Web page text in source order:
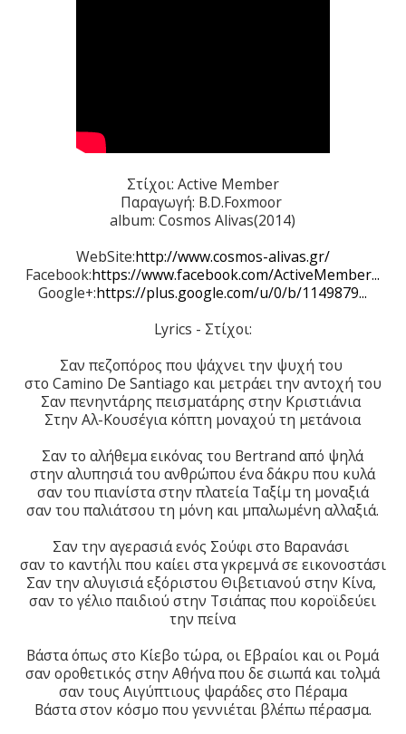
Στίχοι: Active Member
Παραγωγή: B.D.Foxmoor
album: Cosmos Alivas(2014)
WebSite:http://www.cosmos-alivas.gr/
Facebook:https://www.facebook.com/ActiveMember...
Google+:https://plus.google.com/u/0/b/1149879...
Lyrics - Στίχοι:
Σαν πεζοπόρος που ψάχνει την ψυχή του
στο Camino De Santiago και μετράει την αντοχή του
Σαν πενηντάρης πεισματάρης στην Κριστιάνια
Στην Αλ-Κουσέγια κόπτη μοναχού τη μετάνοια
Σαν το αλήθεμα εικόνας του Bertrand από ψηλά
στην αλυπησιά του ανθρώπου ένα δάκρυ που κυλά
σαν του πιανίστα στην πλατεία Ταξίμ τη μοναξιά
σαν του παλιάτσου τη μόνη και μπαλωμένη αλλαξιά.
Σαν την αγερασιά ενός Σούφι στο Βαρανάσι
σαν το καντήλι που καίει στα γκρεμνά σε εικονοστάσι
Σαν την αλυγισιά εξόριστου Θιβετιανού στην Κίνα,
σαν το γέλιο παιδιού στην Τσιάπας που κοροϊδεύει
την πείνα
Βάστα όπως στο Κίεβο τώρα, οι Εβραίοι και οι Ρομά
σαν οροθετικός στην Αθήνα που δε σιωπά και τολμά
σαν τους Αιγύπτιους ψαράδες στο Πέραμα
Βάστα στον κόσμο που γεννιέται βλέπω πέρασμα.